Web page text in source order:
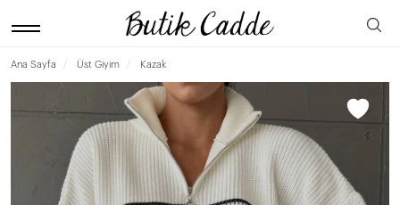
Ana Sayfa Üst Giyim Kazak